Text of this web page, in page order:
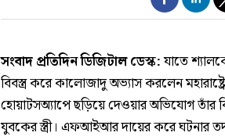
সংবাদ প্রতিদিন ডিজিটাল ডেস্ক:যাতে
বিবস্ত্র করে কালোজাদু অভ্যাস করলেন
হোয়াটসঅ্যাপে ছড়িয়ে দেওয়ার অভিযোগ তাঁর
যুবকের স্ত্রী। এফআইআর দায়ের করে ঘটনার